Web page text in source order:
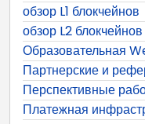
обзор L1 блокчейнов
обзор L2 блокчейнов
Образовательная
Партнерские и
Перспективные
Платежная